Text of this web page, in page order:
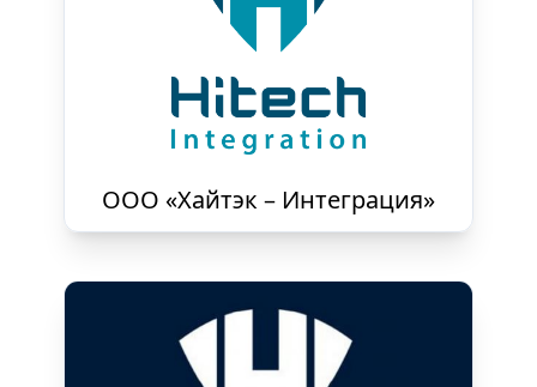
ООО «Хайтэк – Интеграция»